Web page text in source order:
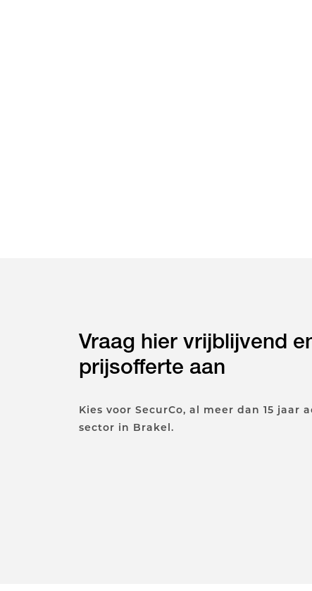
Vraag hier vrijblijvend
prijsofferte aan
Kies voor SecurCo, al meer dan 15 jaar
sector in Brakel.